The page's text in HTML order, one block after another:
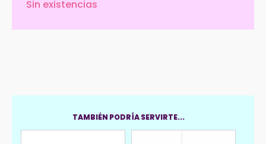
Sin existencias
TAMBIÉN PODRÍA SERVIRTE...